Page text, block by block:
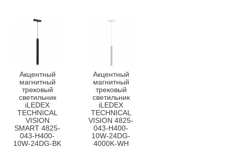
Акцентный
магнитный
трековый
светильник
iLEDEX
TECHNICAL
VISION
SMART 4825-
043-H400-
10W-24DG-BK
Акцентный
магнитный
трековый
светильник
iLEDEX
TECHNICAL
VISION 4825-
043-H400-
10W-24DG-
4000K-WH